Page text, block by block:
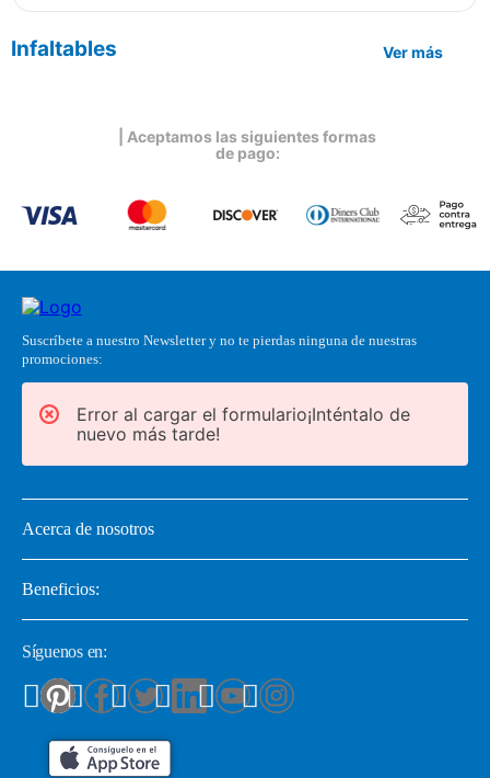
Infaltables Ver más
| Aceptamos las siguientes formas
de pago:
Suscríbete a nuestro Newsletter y no te pierdas ninguna de nuestras
promociones:
Error al cargar el formulario¡Inténtalo de
nuevo más tarde!
Acerca de nosotros
Beneficios:
Síguenos en: